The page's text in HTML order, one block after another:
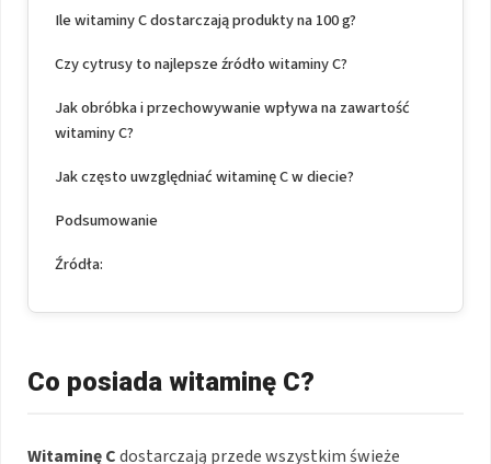
Ile witaminy C dostarczają produkty na 100 g?
Czy cytrusy to najlepsze źródło witaminy C?
Jak obróbka i przechowywanie wpływa na zawartość
witaminy C?
Jak często uwzględniać witaminę C w diecie?
Podsumowanie
Źródła:
Co posiada witaminę C?
Witaminę Cdostarczają przede wszystkim świeże